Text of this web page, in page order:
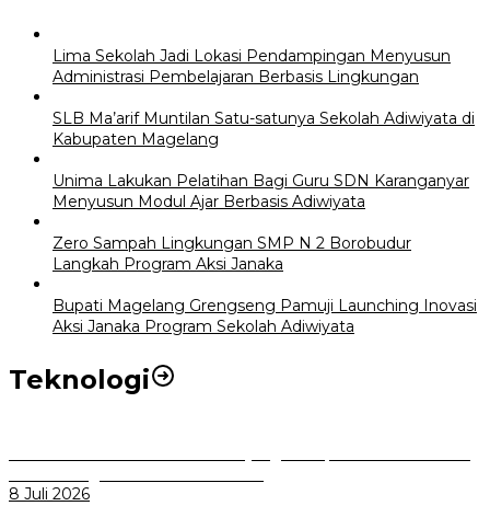
Lima Sekolah Jadi Lokasi Pendampingan Menyusun
Administrasi Pembelajaran Berbasis Lingkungan
SLB Ma’arif Muntilan Satu-satunya Sekolah Adiwiyata di
Kabupaten Magelang
Unima Lakukan Pelatihan Bagi Guru SDN Karanganyar
Menyusun Modul Ajar Berbasis Adiwiyata
Zero Sampah Lingkungan SMP N 2 Borobudur
Langkah Program Aksi Janaka
Bupati Magelang Grengseng Pamuji Launching Inovasi
Aksi Janaka Program Sekolah Adiwiyata
Teknologi
8 Juli 2026